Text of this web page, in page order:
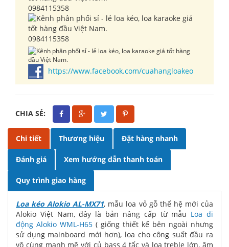
0984115358
0984115358
https://www.facebook.com/cuahangloakeo
CHIA SẺ:
Chi tiết Thương hiệu Đặt hàng nhanh
Đánh giá Xem hướng dẫn thanh toán
Quy trình giao hàng
Loa kéo Alokio AL-MX71, mẫu loa vỏ gỗ thế hệ mới của
Alokio Việt Nam, đây là bản nâng cấp từ mẫu Loa di
động Alokio WML-H65 ( giống thiết kế bên ngoài nhưng
sử dụng mainboard mới hơn), loa cho công suất đầu ra
vô cùng mạnh mẽ với củ bass 4 tấc và loa treble lớn, âm